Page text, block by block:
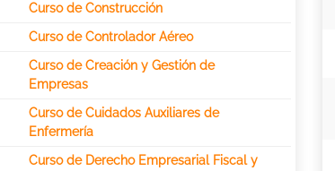
Curso de Construcción
Curso de Controlador Aéreo
Curso de Creación y Gestión de
Empresas
Curso de Cuidados Auxiliares de
Enfermería
Curso de Derecho Empresarial Fiscal y